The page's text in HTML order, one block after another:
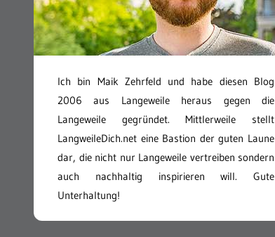
Ich bin Maik Zehrfeld und habe diesen Blog
2006 aus Langeweile heraus gegen die
Langeweile gegründet. Mittlerweile stellt
LangweileDich.net eine Bastion der guten Laune
dar, die nicht nur Langeweile vertreiben sondern
auch nachhaltig inspirieren will. Gute
Unterhaltung!